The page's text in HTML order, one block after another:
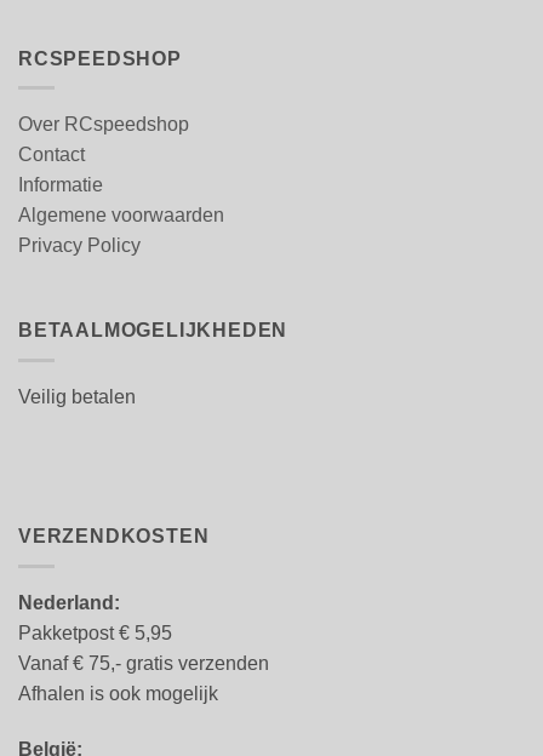
RCSPEEDSHOP
Over RCspeedshop
Contact
Informatie
Algemene voorwaarden
Privacy Policy
BETAALMOGELIJKHEDEN
Veilig betalen
VERZENDKOSTEN
Nederland:
Pakketpost € 5,95
Vanaf € 75,- gratis verzenden
Afhalen is ook mogelijk
België: